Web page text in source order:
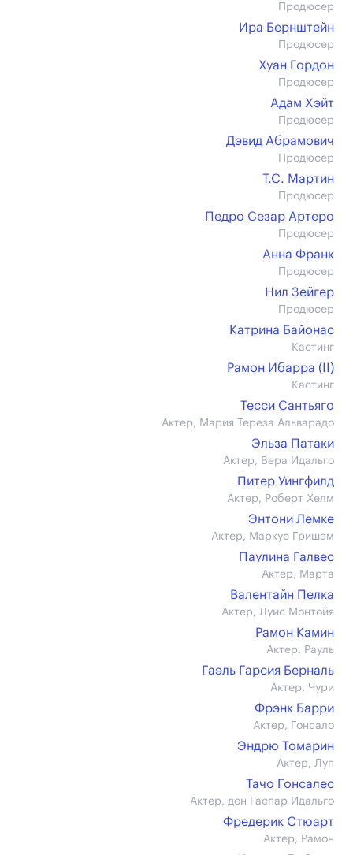
Продюсер
Ира Бернштейн
Продюсер
Хуан Гордон
Продюсер
Адам Хэйт
Продюсер
Дэвид Абрамович
Продюсер
Т.С. Мартин
Продюсер
Педро Сезар Артеро
Продюсер
Анна Франк
Продюсер
Нил Зейгер
Продюсер
Катрина Байонас
Кастинг
Рамон Ибарра (II)
Кастинг
Тесси Сантьяго
Актер, Мария Тереза Альварадо
Эльза Патаки
Актер, Вера Идальго
Питер Уингфилд
Актер, Роберт Хелм
Энтони Лемке
Актер, Маркус Гришэм
Паулина Галвес
Актер, Марта
Валентайн Пелка
Актер, Луис Монтойя
Рамон Камин
Актер, Рауль
Гаэль Гарсия Берналь
Актер, Чури
Фрэнк Барри
Актер, Гонсало
Эндрю Томарин
Актер, Луп
Тачо Гонсалес
Актер, дон Гаспар Идальго
Фредерик Стюарт
Актер, Рамон